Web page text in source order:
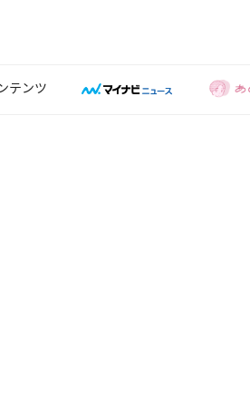
テンツ